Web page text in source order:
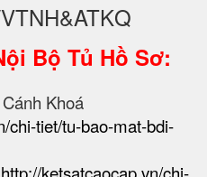
Bộ Tủ Hồ Sơ:
Khoá
chi-tiet/tu-bao-mat-bdi-